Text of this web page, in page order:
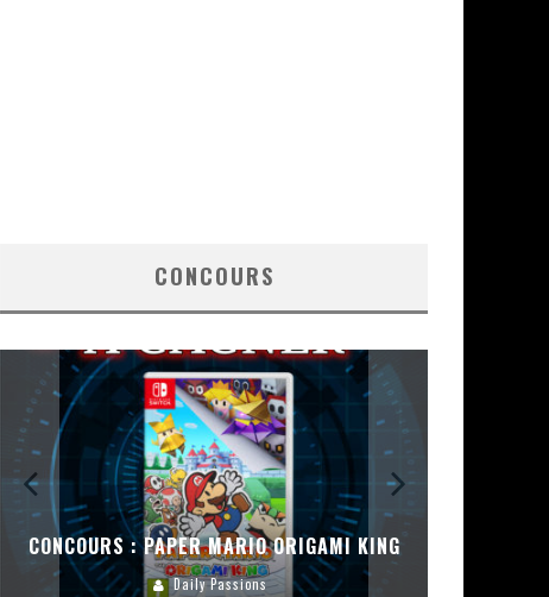
CONCOURS
CONCOURS : PAPER MARIO ORIGAMI KING
Daily Passions